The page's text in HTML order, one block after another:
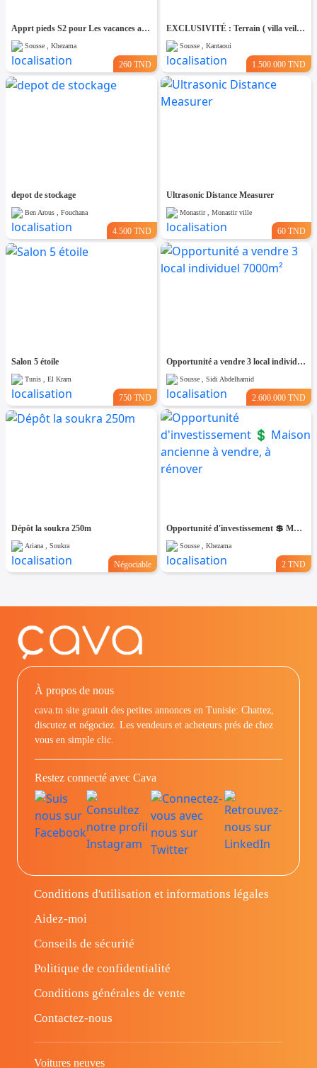
Apprt pieds S2 pour Les vacances a sousse route touristque
Sousse , Khezama
260 TND
EXCLUSIVITÉ : Terrain ( villa veille ) Stratégique R+5 à El Kantaoui
Sousse , Kantaoui
1.500.000 TND
depot de stockage
Ben Arous , Fouchana
4.500 TND
Ultrasonic Distance Measurer
Monastir , Monastir ville
60 TND
Salon 5 étoile
Tunis , El Kram
750 TND
Opportunité a vendre 3 local individuel 7000m²
Sousse , Sidi Abdelhamid
2.600.000 TND
Dépôt la soukra 250m
Ariana , Soukra
Négociable
Opportunité d'investissement 💲 Maison ancienne à vendre, à rénover
Sousse , Khezama
2 TND
À propos de nous
cava.tn site gratuit des petites annonces en Tunisie: Chattez,
discutez et négociez. Les vendeurs et acheteurs prés de chez
vous en simple clic.
Restez connecté avec Cava
Conditions d'utilisation et informations légales
Aidez-moi
Conseils de sécurité
Politique de confidentialité
Conditions générales de vente
Contactez-nous
Voitures neuves